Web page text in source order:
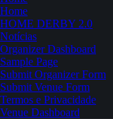
Home
HOME DERBY 2.0
Notícias
Organizer Dashboard
Sample Page
Submit Organizer Form
Submit Venue Form
Termos e Privacidade
Venue Dashboard